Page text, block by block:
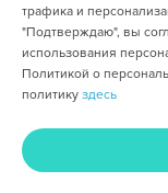
17 апреля 2025 Отдел
Главная
трафика и
"Подтверждаю", вы
использования
Политикой о
политику здесь